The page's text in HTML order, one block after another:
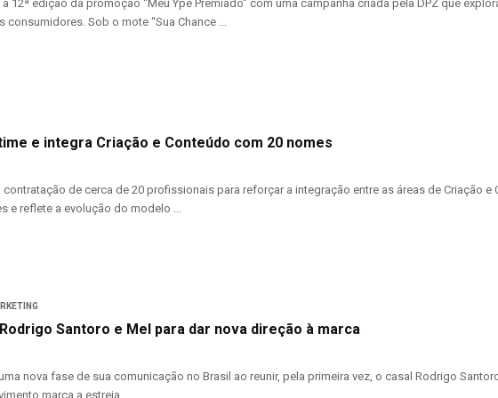
12ª edição da promoção “Meu Ypê Premiado” com uma campanha criada pela DPZ que
consumidores. Sob o mote “Sua Chance ...
e integra Criação e Conteúdo com 20 nomes
contratação de cerca de 20 profissionais para reforçar a integração entre as áreas de Criação
e reflete a evolução do modelo ...
Santoro e Mel para dar nova direção à marca
nova fase de sua comunicação no Brasil ao reunir, pela primeira vez, o casal Rodrigo
marca a estreia ...